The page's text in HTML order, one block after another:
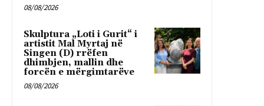
08/08/2026
Skulptura „Loti i Gurit“ i
artistit Mal Myrtaj në
Singen (D) rrëfen
dhimbjen, mallin dhe
forcën e mërgimtarëve
08/08/2026